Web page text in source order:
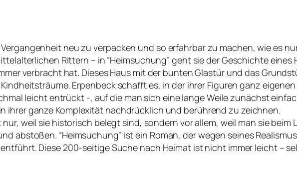
neu zu verpacken und so erfahrbar zu machen, wie es
Rittern – in “Heimsuchung” geht sie der Geschichte eines
verbracht hat. Dieses Haus mit der bunten Glastür und das
Erpenbeck schafft es, in der ihrer Figuren ganz
leicht entrückt -, auf die man sich eine lange Weile zunächst
ihrer ganze Komplexität nachdrücklich und berührend zu zeichnen.
weil sie historisch belegt sind, sondern vor allem, weil man sie beim
abstoßen. “Heimsuchung” ist ein Roman, der wegen seines
Diese 200-seitige Suche nach Heimat ist nicht immer leicht –